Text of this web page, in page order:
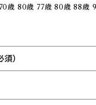
70歳 80歳 77歳 80歳 88歳
）